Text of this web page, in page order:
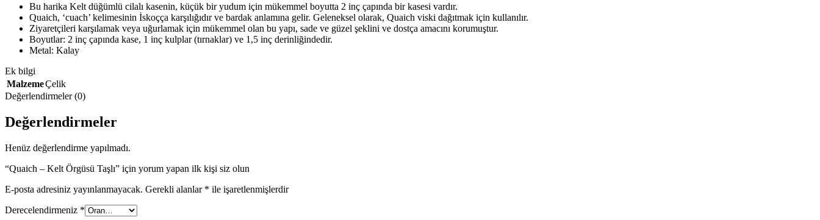
Bu harika Kelt düğümlü cilalı kasenin, küçük bir yudum için mükemmel boyutta 2 inç çapında bir kasesi vardır.
Quaich, ‘cuach’ kelimesinin İskoçça karşılığıdır ve bardak anlamına gelir. Geleneksel olarak, Quaich viski dağıtmak için kullanılır.
Ziyaretçileri karşılamak veya uğurlamak için mükemmel olan bu yapı, sade ve güzel şeklini ve dostça amacını korumuştur.
Boyutlar: 2 inç çapında kase, 1 inç kulplar (tırnaklar) ve 1,5 inç derinliğindedir.
Metal: Kalay
Ek bilgi
MalzemeÇelik
Değerlendirmeler (0)
Değerlendirmeler
Henüz değerlendirme yapılmadı.
“Quaich – Kelt Örgüsü Taşlı” için yorum yapan ilk kişi siz olun
E-posta adresiniz yayınlanmayacak. Gerekli alanlar * ile işaretlenmişlerdir
Derecelendirmeniz *